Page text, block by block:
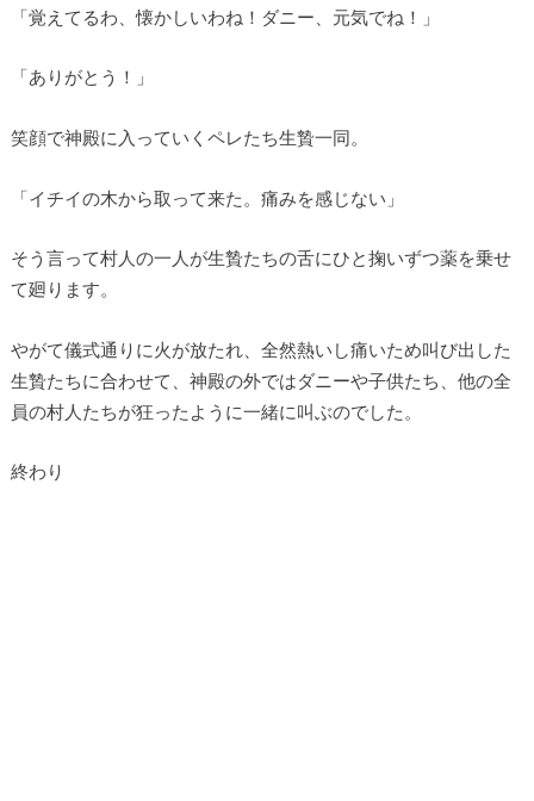
「覚えてるわ、懐かしいわね！ダニー、元気でね！」
「ありがとう！」
笑顔で神殿に入っていくペレたち生贄一同。
「イチイの木から取って来た。痛みを感じない」
そう言って村人の一人が生贄たちの舌にひと掬いずつ薬を乗せ
て廻ります。
やがて儀式通りに火が放たれ、全然熱いし痛いため叫び出した
生贄たちに合わせて、神殿の外ではダニーや子供たち、他の全
員の村人たちが狂ったように一緒に叫ぶのでした。
終わり